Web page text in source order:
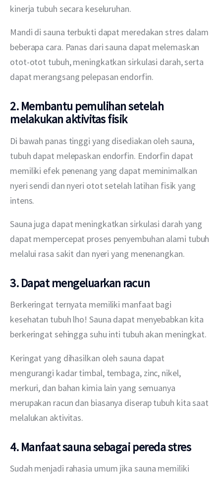
kinerja tubuh secara keseluruhan.
Mandi di sauna terbukti dapat meredakan stres dalam
beberapa cara. Panas dari sauna dapat melemaskan
otot-otot tubuh, meningkatkan sirkulasi darah, serta
dapat merangsang pelepasan endorfin.
2. Membantu pemulihan setelah
melakukan aktivitas fisik
Di bawah panas tinggi yang disediakan oleh sauna,
tubuh dapat melepaskan endorfin. Endorfin dapat
memiliki efek penenang yang dapat meminimalkan
nyeri sendi dan nyeri otot setelah latihan fisik yang
intens.
Sauna juga dapat meningkatkan sirkulasi darah yang
dapat mempercepat proses penyembuhan alami tubuh
melalui rasa sakit dan nyeri yang menenangkan.
3. Dapat mengeluarkan racun
Berkeringat ternyata memiliki manfaat bagi
kesehatan tubuh lho! Sauna dapat menyebabkan kita
berkeringat sehingga suhu inti tubuh akan meningkat.
Keringat yang dihasilkan oleh sauna dapat
mengurangi kadar timbal, tembaga, zinc, nikel,
merkuri, dan bahan kimia lain yang semuanya
merupakan racun dan biasanya diserap tubuh kita saat
melalukan aktivitas.
4. Manfaat sauna sebagai pereda stres
Sudah menjadi rahasia umum jika sauna memiliki